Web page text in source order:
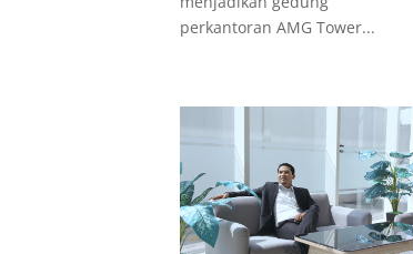
perkantoran AMG Tower...